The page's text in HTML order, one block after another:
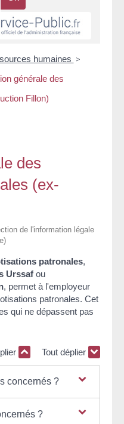
humaines >
générale des
Fillon)
des
(ex-
de l'information légale
patronales,
Urssaf ou
, permet à l'employeur
patronales. Cet
qui ne dépassent pas
Tout déplier
concernés ?
?